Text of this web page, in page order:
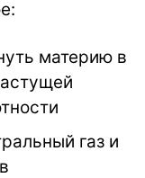
материю в
газ и